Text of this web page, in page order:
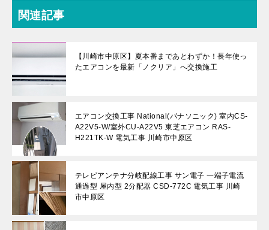
関連記事
【川崎市中原区】夏本番まであとわずか！長年使っ
たエアコンを最新「ノクリア」へ交換施工
エアコン交換工事 National(パナソニック) 室内CS-
A22V5-W/室外CU-A22V5 東芝エアコン RAS-
H221TK-W 電気工事 川崎市中原区
テレビアンテナ分岐配線工事 サン電子 一端子電流
通過型 屋内型 2分配器 CSD-772C 電気工事 川崎
市中原区